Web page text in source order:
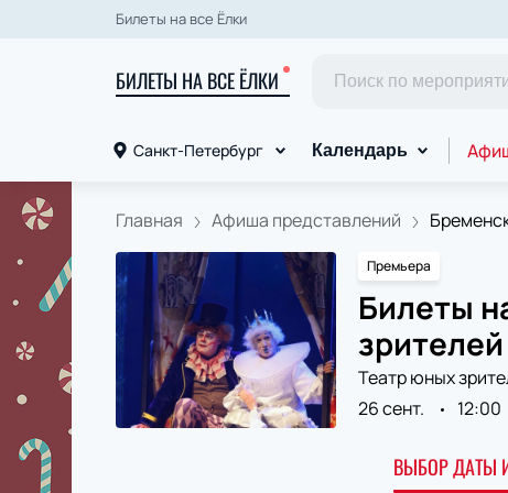
Билеты на все Ёлки
БИЛЕТЫ НА ВСЕ ЁЛКИ
Санкт-Петербург Календарь
Главная Афиша представлений
Премьера
Билеты
Театр юных
26 сент.
12:00
ВЫБОР ДАТЫ